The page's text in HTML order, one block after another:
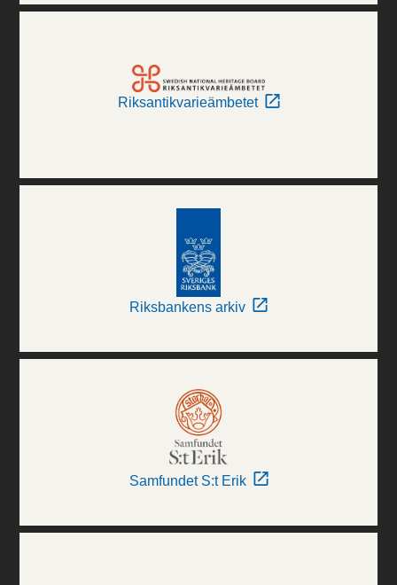
Riksantikvarieämbetet
Riksbankens arkiv
Samfundet S:t Erik